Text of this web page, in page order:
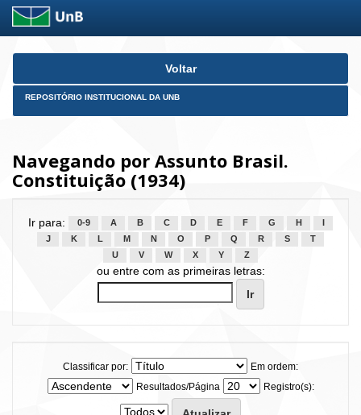
Skip
Voltar
REPOSITÓRIO INSTITUCIONAL DA UNB
Navegando por Assunto Brasil.
Constituição (1934)
Ir para: 0-9 A B C D E F G H
J
K L M N O P Q R S
T
U
V W X Y Z
ou entre com as primeiras letras:
Classificar por:
Em ordem:
Resultados/Página
Registro(s):